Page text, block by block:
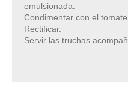
emulsionada.
Condimentar con el tomate
Rectificar.
Servir las truchas